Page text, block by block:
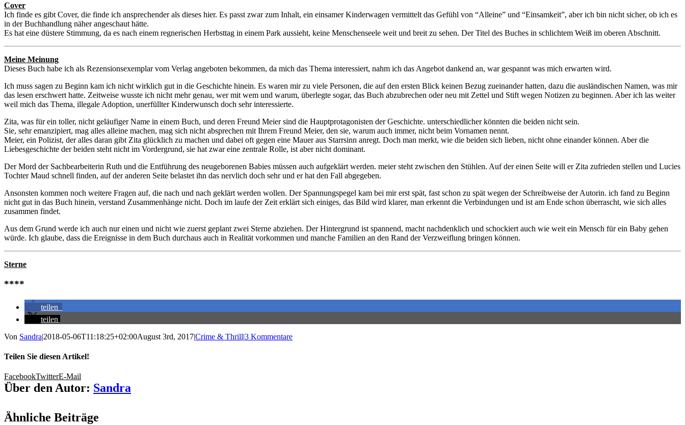
Cover
Ich finde es gibt Cover, die finde ich ansprechender als dieses hier. Es passt zwar zum Inhalt, ein einsamer Kinderwagen vermittelt das Gefühl von “Alleine” und “Einsamkeit”, aber ich bin nicht sicher, ob ich es
in der Buchhandlung näher angeschaut hätte.
Es hat eine düstere Stimmung, da es nach einem regnerischen Herbsttag in einem Park aussieht, keine Menschenseele weit und breit zu sehen. Der Titel des Buches in schlichtem Weiß im oberen Abschnitt.
Meine Meinung
Dieses Buch habe ich als Rezensionsexemplar vom Verlag angeboten bekommen, da mich das Thema interessiert, nahm ich das Angebot dankend an, war gespannt was mich erwarten wird.
Ich muss sagen zu Beginn kam ich nicht wirklich gut in die Geschichte hinein. Es waren mir zu viele Personen, die auf den ersten Blick keinen Bezug zueinander hatten, dazu die ausländischen Namen, was mir
das lesen erschwert hatte. Zeitweise wusste ich nicht mehr genau, wer mit wem und warum, überlegte sogar, das Buch abzubrechen oder neu mit Zettel und Stift wegen Notizen zu beginnen. Aber ich las weiter
weil mich das Thema, illegale Adoption, unerfüllter Kinderwunsch doch sehr interessierte.
Zita, was für ein toller, nicht geläufiger Name in einem Buch, und deren Freund Meier sind die Hauptprotagonisten der Geschichte. unterschiedlicher könnten die beiden nicht sein.
Sie, sehr emanzipiert, mag alles alleine machen, mag sich nicht absprechen mit Ihrem Freund Meier, den sie, warum auch immer, nicht beim Vornamen nennt.
Meier, ein Polizist, der alles daran gibt Zita glücklich zu machen und dabei oft gegen eine Mauer aus Starrsinn anregt. Doch man merkt, wie die beiden sich lieben, nicht ohne einander können. Aber die
Liebesgeschichte der beiden steht nicht im Vordergrund, sie hat zwar eine zentrale Rolle, ist aber nicht dominant.
Der Mord der Sachbearbeiterin Ruth und die Entführung des neugeborenen Babies müssen auch aufgeklärt werden. meier steht zwischen den Stühlen. Auf der einen Seite will er Zita zufrieden stellen und Lucies
Tochter Maud schnell finden, auf der anderen Seite belastet ihn das nervlich doch sehr und er hat den Fall abgegeben.
Ansonsten kommen noch weitere Fragen auf, die nach und nach geklärt werden wollen. Der Spannungspegel kam bei mir erst spät, fast schon zu spät wegen der Schreibweise der Autorin. ich fand zu Beginn
nicht gut in das Buch hinein, verstand Zusammenhänge nicht. Doch im laufe der Zeit erklärt sich einiges, das Bild wird klarer, man erkennt die Verbindungen und ist am Ende schon überrascht, wie sich alles
zusammen findet.
Aus dem Grund werde ich auch nur einen und nicht wie zuerst geplant zwei Sterne abziehen. Der Hintergrund ist spannend, macht nachdenklich und schockiert auch wie weit ein Mensch für ein Baby gehen
würde. Ich glaube, dass die Ereignisse in dem Buch durchaus auch in Realität vorkommen und manche Familien an den Rand der Verzweiflung bringen können.
Sterne
****
teilen
teilen
Von Sandra|2018-05-06T11:18:25+02:00August 3rd, 2017|Crime & Thrill|3 Kommentare
Teilen Sie diesen Artikel!
FacebookTwitterE-Mail
Über den Autor: Sandra
Ähnliche Beiträge